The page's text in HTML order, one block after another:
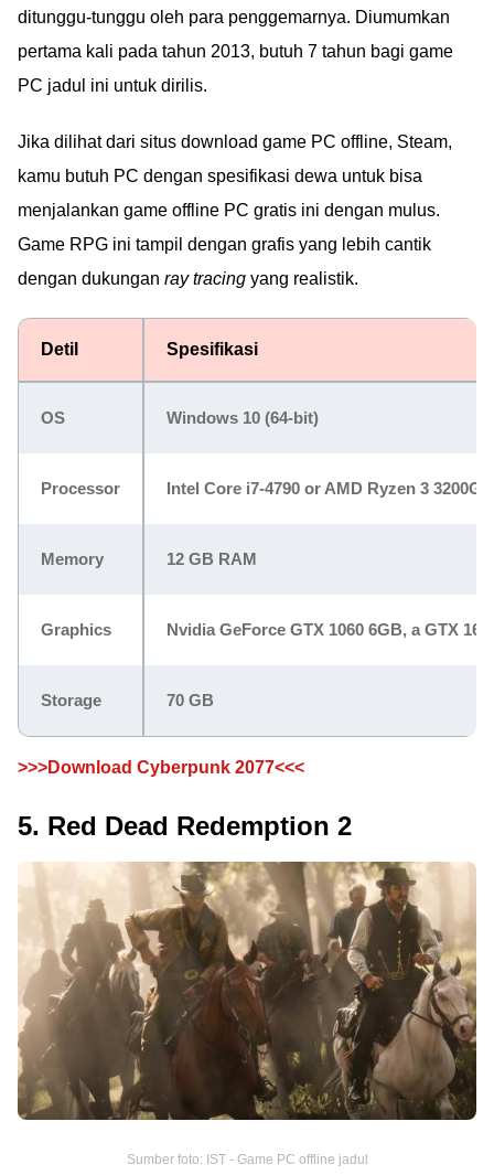
ditunggu-tunggu oleh para penggemarnya. Diumumkan
pertama kali pada tahun 2013, butuh 7 tahun bagi game
PC jadul ini untuk dirilis.
Jika dilihat dari situs download game PC offline, Steam,
kamu butuh PC dengan spesifikasi dewa untuk bisa
menjalankan game offline PC gratis ini dengan mulus.
Game RPG ini tampil dengan grafis yang lebih cantik
dengan dukungan ray tracing yang realistik.
Detil Spesifikasi
OS Windows 10 (64-bit)
Processor Intel Core i7-4790 or AMD Ryzen 3 3200G
Memory 12 GB RAM
Graphics Nvidia GeForce GTX 1060 6GB, a GTX
Storage 70 GB
>>>Download Cyberpunk 2077<<<
5. Red Dead Redemption 2
Sumber foto: IST - Game PC offline jadul